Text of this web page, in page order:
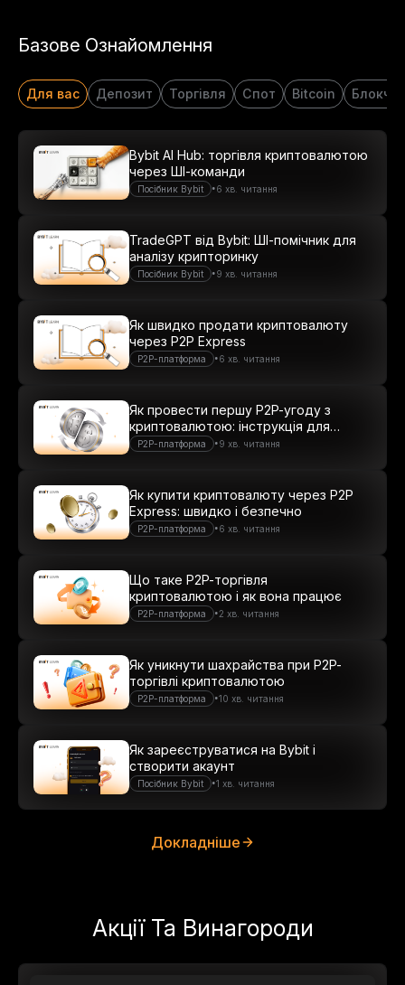
Базове Ознайомлення
Для вас Депозит Торгівля Спот Bitcoin
Посібник Bybit •6 хв. читання
Bybit AI Hub: торгівля криптовалютою
через ШІ-команди
Посібник Bybit •9 хв. читання
TradeGPT від Bybit: ШІ-помічник для
аналізу крипторинку
P2P-платформа •6 хв. читання
Як швидко продати криптовалюту
через P2P Express
P2P-платформа •9 хв. читання
Як провести першу P2P-угоду з
криптовалютою: інструкція для
новачків
P2P-платформа •6 хв. читання
Як купити криптовалюту через P2P
Express: швидко і безпечно
P2P-платформа •2 хв. читання
Що таке P2P-торгівля
криптовалютою і як вона працює
P2P-платформа •10 хв. читання
Як уникнути шахрайства при P2P-
торгівлі криптовалютою
Посібник Bybit •1 хв. читання
Як зареєструватися на Bybit і
створити акаунт
Докладніше
Акції Та Винагороди